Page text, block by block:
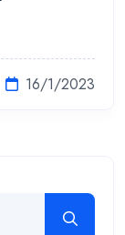
16/1/2023